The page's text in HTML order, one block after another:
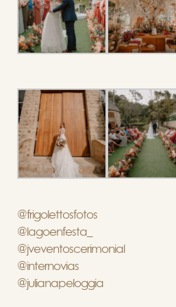
@frigolettosfotos
@lagoenfesta_
@jveventoscerimonial
@internovias
@julianapeloggia